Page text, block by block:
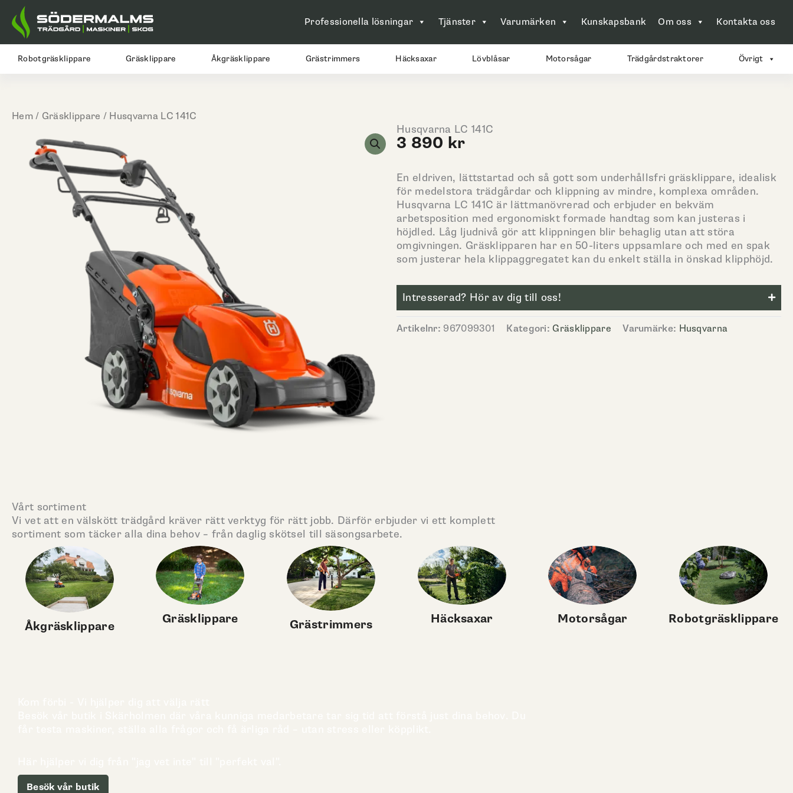
Hoppa
till
innehåll
Professionella lösningar Tjänster Varumärken Kunskapsbank Om oss Kontakta oss
Robotgräsklippare Gräsklippare Åkgräsklippare Grästrimmers Häcksaxar Lövblåsar Motorsågar Trädgårdstraktorer Övrigt
Hem/ Gräsklippare / Husqvarna LC 141C
Husqvarna LC 141C
3 890 kr
En eldriven, lättstartad och så gott som underhållsfri gräsklippare, idealisk
för medelstora trädgårdar och klippning av mindre, komplexa områden.
Husqvarna LC 141C är lättmanövrerad och erbjuder en bekväm
arbetsposition med ergonomiskt formade handtag som kan justeras i
höjdled. Låg ljudnivå gör att klippningen blir behaglig utan att störa
omgivningen. Gräsklipparen har en 50-liters uppsamlare och med en spak
som justerar hela klippaggregatet kan du enkelt ställa in önskad klipphöjd.
Intresserad? Hör av dig till oss!
Artikelnr: 967099301 Kategori:Gräsklippare Varumärke: Husqvarna
Vårt sortiment
Vi vet att en välskött trädgård kräver rätt verktyg för rätt jobb. Därför erbjuder vi ett komplett
sortiment som täcker alla dina behov – från daglig skötsel till säsongsarbete.
Åkgräsklippare Gräsklippare Grästrimmers Häcksaxar Motorsågar Robotgräsklippare
Besök vår butik